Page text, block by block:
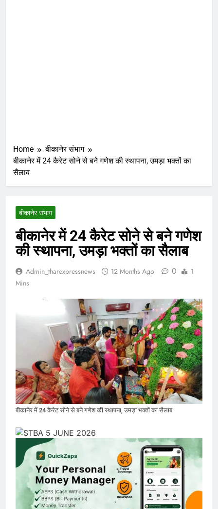
Home
बीकानेर संभाग
बीकानेर में 24 कैरेट सोने से बने गणेश की स्थापना, उमड़ा भक्तों का
सैलाब
बीकानेर संभाग
बीकानेर में 24 कैरेट सोने से बने गणेश
की स्थापना, उमड़ा भक्तों का सैलाब
Admin_tharexpressnews 12 Months Ago 0
1
Mins
बीकानेर में 24 कैरेट सोने से बने गणेश की स्थापना, उमड़ा भक्तों का सैलाब